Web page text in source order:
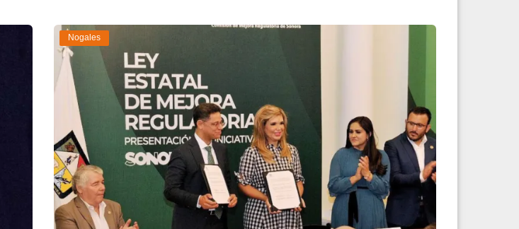
Nogales
Empuja Gobernadora desarrollo